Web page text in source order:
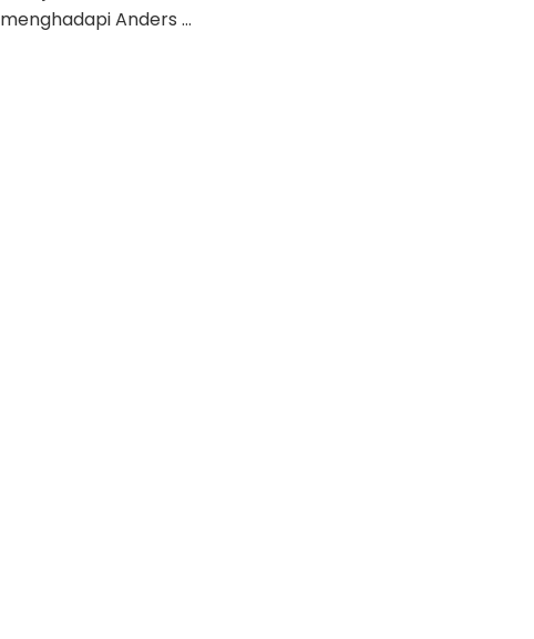
menghadapi Anders …